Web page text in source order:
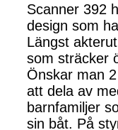
Scanner 392
design som
Längst
som sträcker
Önskar man
att dela av
barnfamiljer
sin båt. På